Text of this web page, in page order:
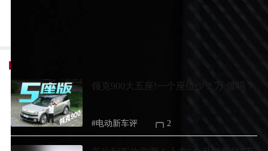
领克900大五座!一个座位少 2 万 值吗？
#电动新车评 2